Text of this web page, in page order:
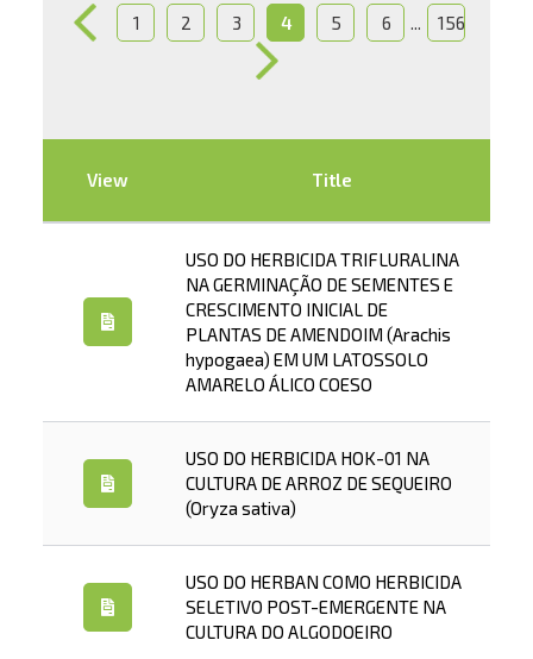
1 2 3 4 5 6 156
View Title
USO DO HERBICIDA TRIFLURALINA
NA GERMINAÇÃO DE SEMENTES E
CRESCIMENTO INICIAL DE
PLANTAS DE AMENDOIM (Arachis
hypogaea) EM UM LATOSSOLO
AMARELO ÁLICO COESO
USO DO HERBICIDA HOK-01 NA
CULTURA DE ARROZ DE SEQUEIRO
(Oryza sativa)
USO DO HERBAN COMO HERBICIDA
SELETIVO POST-EMERGENTE NA
CULTURA DO ALGODOEIRO